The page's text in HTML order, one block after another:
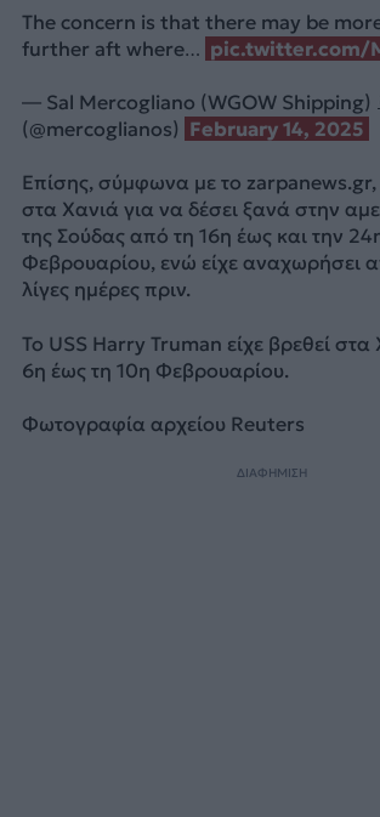
The concern is that there may be
further aft where… pic.twitter.com/
— Sal Mercogliano (WGOW Shipping)
(@mercoglianos) February 14, 2025
Επίσης, σύμφωνα με το zarpanews.gr,
στα Χανιά για να δέσει ξανά στην
της Σούδας από τη 16η έως και την
Φεβρουαρίου, ενώ είχε αναχωρήσει
λίγες ημέρες πριν.
Το USS Harry Truman είχε βρεθεί
6η έως τη 10η Φεβρουαρίου.
Φωτογραφία αρχείου Reuters
ΔΙΑΦΗΜΙΣΗ